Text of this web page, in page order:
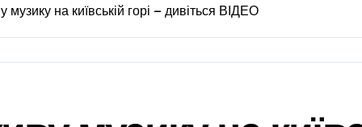
музику на київській горі — дивіться ВІДЕО